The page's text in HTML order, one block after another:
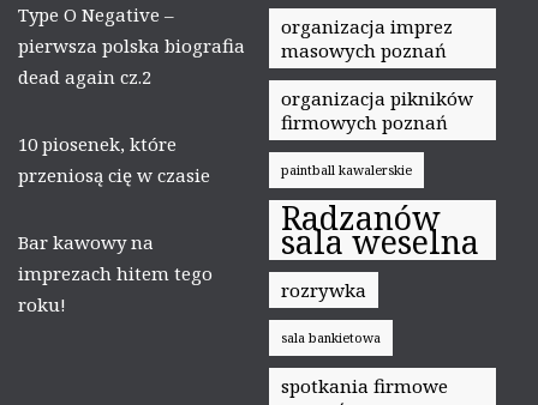
Type O Negative –
pierwsza polska biografia
dead again cz.2
10 piosenek, które
przeniosą cię w czasie
Bar kawowy na
imprezach hitem tego
roku!
organizacja imprez
masowych poznań
organizacja pikników
firmowych poznań
paintball kawalerskie
Radzanów
sala weselna
rozrywka
sala bankietowa
spotkania firmowe